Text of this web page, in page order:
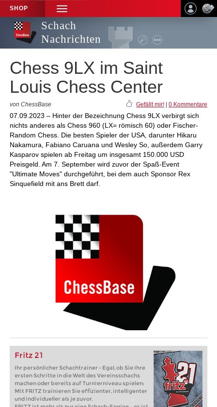
SHOP
TOGGLE
NAVIGATION
Schach
Nachrichten
Chess 9LX im Saint
Louis Chess Center
von ChessBase Gefällt mir! 0 Kommentare
07.09.2023 – Hinter der Bezeichnung Chess 9LX verbirgt sich
nichts anderes als Chess 960 (LX= römisch 60) oder Fischer-
Random Chess. Die besten Spieler der USA, darunter Hikaru
Nakamura, Fabiano Caruana und Wesley So, außerdem Garry
Kasparov spielen ab Freitag um insgesamt 150.000 USD
Preisgeld. Am 7. September wird zuvor der Spaß-Event
"Ultimate Moves" durchgeführt, bei dem auch Sponsor Rex
Sinquefield mit ans Brett darf.
Fritz 21
Ihr persönlicher Schachtrainer - Egal, ob Sie Ihre
ersten Schritte in die Welt des Vereinsschachs
machen oder bereits auf Turnierniveau spielen:
Mit FRITZ trainieren Sie effizienter, intelligenter
und individueller als je zuvor.